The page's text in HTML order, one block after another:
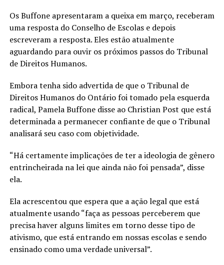
Os Buffone apresentaram a queixa em março, receberam
uma resposta do Conselho de Escolas e depois
escreveram a resposta. Eles estão atualmente
aguardando para ouvir os próximos passos do Tribunal
de Direitos Humanos.
Embora tenha sido advertida de que o Tribunal de
Direitos Humanos do Ontário foi tomado pela esquerda
radical, Pamela Buffone disse ao Christian Post que está
determinada a permanecer confiante de que o Tribunal
analisará seu caso com objetividade.
“Há certamente implicações de ter a ideologia de gênero
entrincheirada na lei que ainda não foi pensada”, disse
ela.
Ela acrescentou que espera que a ação legal que está
atualmente usando “faça as pessoas perceberem que
precisa haver alguns limites em torno desse tipo de
ativismo, que está entrando em nossas escolas e sendo
ensinado como uma verdade universal”.